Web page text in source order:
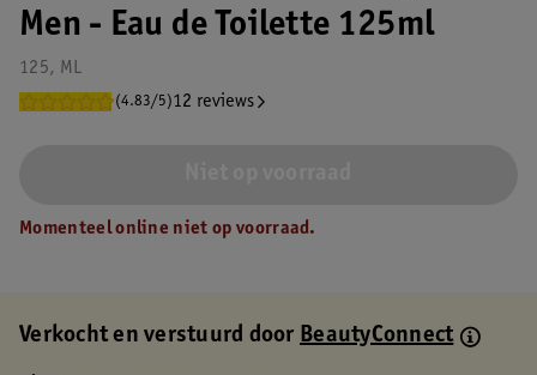
Men - Eau de Toilette 125ml
125, ML
(4.83/5)12 reviews
Momenteel online niet op voorraad.
Verkocht en verstuurd doorBeautyConnect